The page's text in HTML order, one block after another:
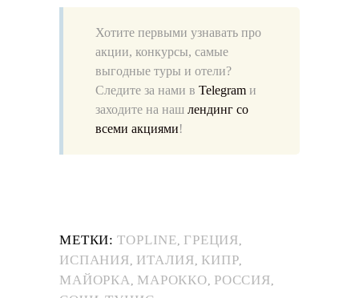
Хотите первыми узнавать про
акции, конкурсы, самые
выгодные туры и отели?
Следите за нами в Telegram и
заходите на наш лендинг со
всеми акциями!
МЕТКИ: TOPLINE ГРЕЦИЯ
ИСПАНИЯ ИТАЛИЯ КИПР
МАЙОРКА МАРОККО РОССИЯ